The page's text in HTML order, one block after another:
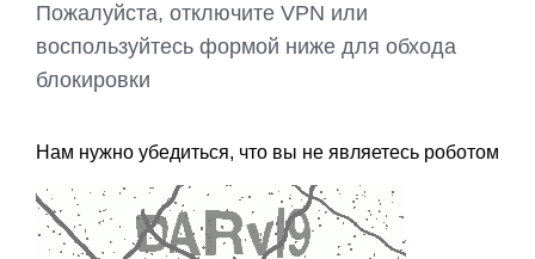
Пожалуйста, отключите VPN или
воспользуйтесь формой ниже для обхода
блокировки
Нам нужно убедиться, что вы не являетесь роботом